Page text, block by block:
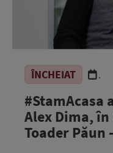
ÎNCHEIAT .
Alex Dima, în
Toader Păun